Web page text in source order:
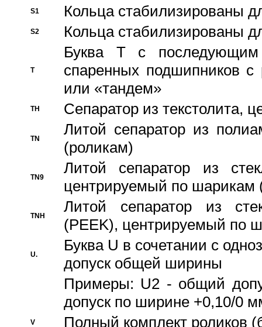
S1 Кольца стабилизированы
S2 Кольца стабилизированы
T
Буква T с
спаренных подшипников
или «тандем»
TH Сепаратор из текстолита,
TN
Литой сепаратор из
(роликам)
TN9
Литой сепаратор из
центрируемый по шарикам
TNH
Литой сепаратор из
(PEEK), центрируемый по
U.
Буква U в сочетании с
допуск общей ширины
Примеры: U2 - общий
допуск по ширине +0,10/0
V Полный комплект роликов